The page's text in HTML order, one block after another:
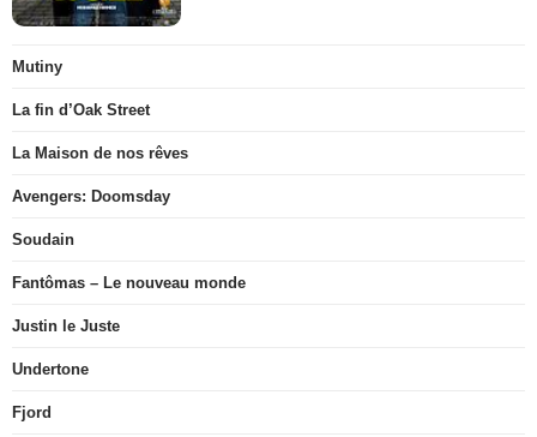
Mutiny
La fin d’Oak Street
La Maison de nos rêves
Avengers: Doomsday
Soudain
Fantômas – Le nouveau monde
Justin le Juste
Undertone
Fjord